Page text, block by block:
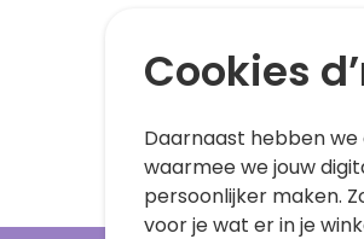
Cookies
Daarnaast hebben we
waarmee we jouw
persoonlijker maken.
voor je wat er in je